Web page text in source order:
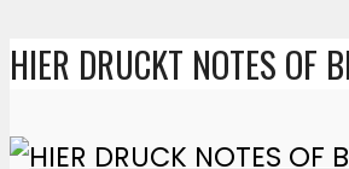
HIER DRUCKT NOTES OF